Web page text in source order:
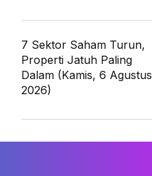
7 Sektor Saham Turun,
Properti Jatuh Paling
Dalam (Kamis, 6 Agustus
2026)